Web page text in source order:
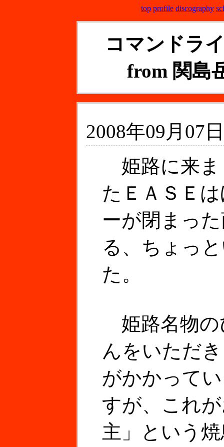
top profile discography
コマンドラ
from 関島
2008年09月07
姫路に来ま
たＥＡＳＥ
ーが閉まっ
る、ちょっ
た。
姫路名物の
んをいただ
がかかって
すが、これ
主」という